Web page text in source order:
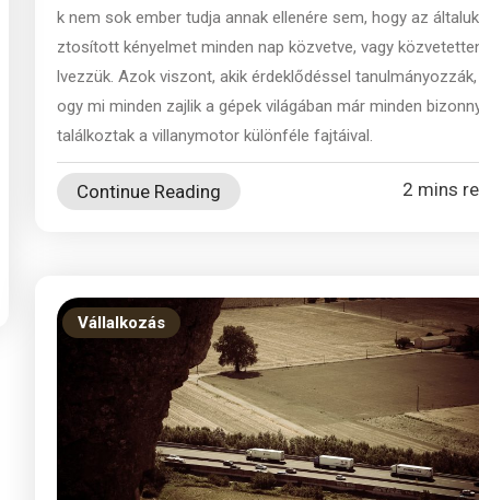
k nem sok ember tudja annak ellenére sem, hogy az
ztosított kényelmet minden nap közvetve, vagy
lvezzük. Azok viszont, akik érdeklődéssel
ogy mi minden zajlik a gépek világában már minden
találkoztak a villanymotor különféle fajtáival.
Continue Reading 2 mins
Vállalkozás